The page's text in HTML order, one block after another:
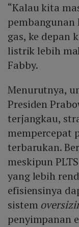
“Kalau kita
pembangunan
gas, ke depan
listrik lebih
Fabby.
Menurutnya,
Presiden
terjangkau,
mempercepat
terbarukan.
meskipun
yang lebih
efisiensinya
sistem
penyimpanan